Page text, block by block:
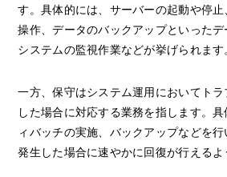
す。具体的には、サーバーの起動や停
操作、データのバックアップといった
システムの監視作業などが挙げられます
一方、保守はシステム運用においてト
した場合に対応する業務を指します。
ィバッチの実施、バックアップなどを
発生した場合に速やかに回復が行えるよ